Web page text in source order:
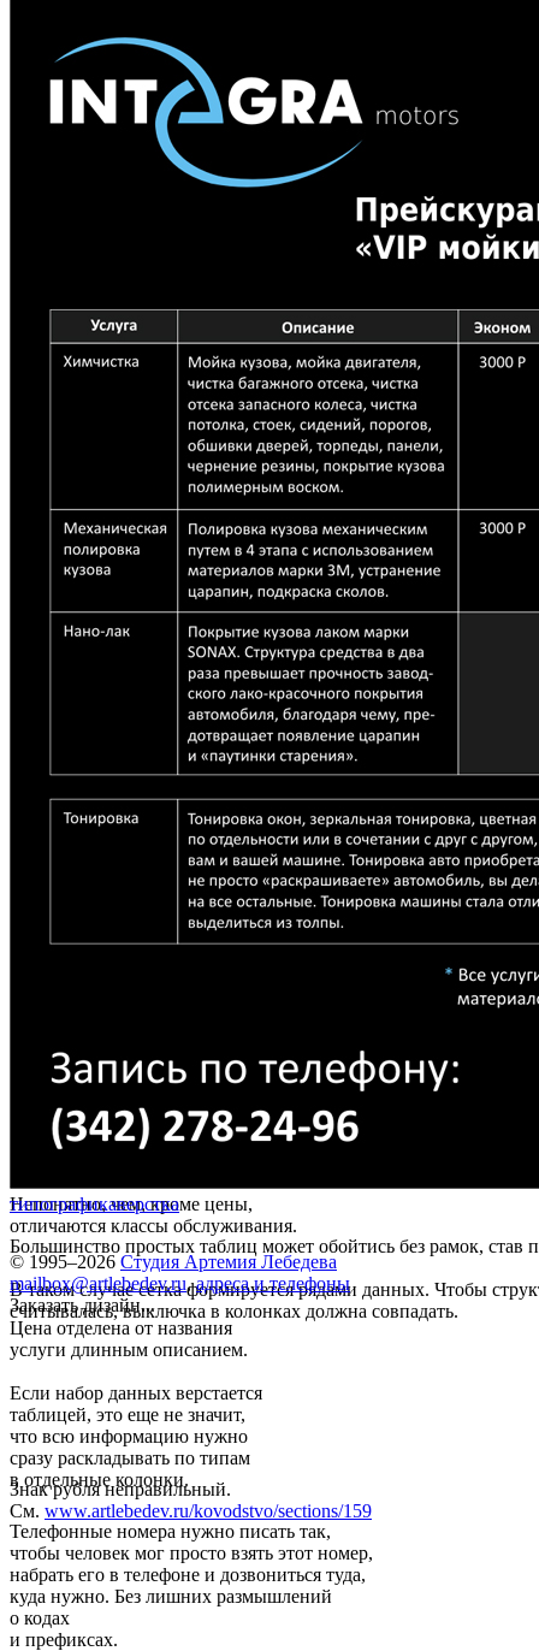
Непонятно, чем, кроме цены,
отличаются классы обслуживания.
Большинство простых таблиц может обойтись без рамок, став
В таком случае сетка формируется рядами данных. Чтобы
считывалась, выключка в колонках должна совпадать.
Цена отделена от названия
услуги длинным описанием.
Если набор данных верстается
таблицей, это еще не значит,
что всю информацию нужно
сразу раскладывать по типам
в отдельные колонки.
Знак рубля неправильный.
См. www.artlebedev.ru/kovodstvo/sections/159
Телефонные номера нужно писать так,
чтобы человек мог просто взять этот номер,
набрать его в телефоне и дозвониться туда,
куда нужно. Без лишних размышлений
о кодах
и префиксах.
типографикаверстка
© 1995–2026 Студия Артемия Лебедева
mailbox@artlebedev.ru, адреса и телефоны
Заказать дизайн...